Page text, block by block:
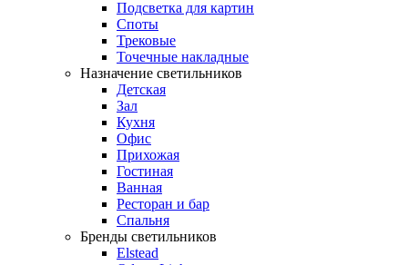
Подсветка для картин
Споты
Трековые
Точечные накладные
Назначение светильников
Детская
Зал
Кухня
Офис
Прихожая
Гостиная
Ванная
Ресторан и бар
Спальня
Бренды светильников
Elstead